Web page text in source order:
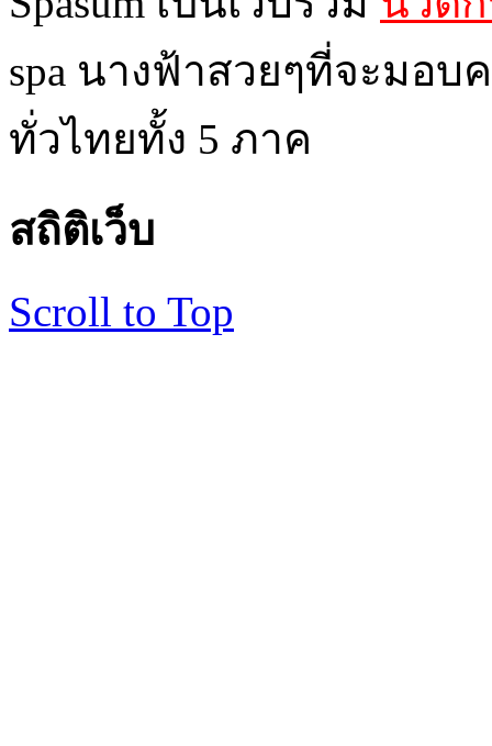
spa นางฟ้าสวยๆที่จะมอ
ทั่วไทยทั้ง 5 ภาค
สถิติเว็บ
Scroll to Top